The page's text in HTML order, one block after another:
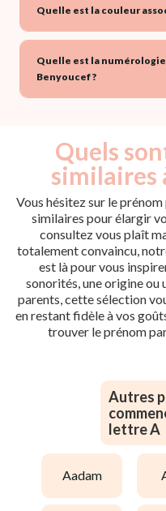
Quelle est la couleur
Quelle est la
Benyoucef ?
Quels
similaires
Vous hésitez sur le
similaires pour élargir
consultez vous plaît
totalement convaincu,
est là pour vous
sonorités, une origine ou
parents, cette sélection
en restant fidèle à vos
trouver le prénom
Autres
lettre A
aadam